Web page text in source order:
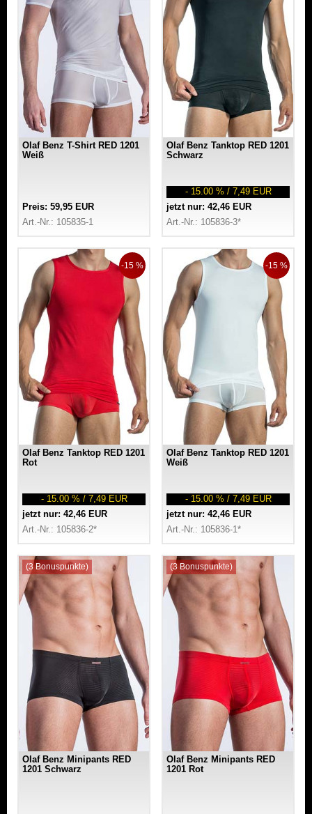
Olaf Benz T-Shirt RED 1201
Weiß
Preis: 59,95 EUR
Art.-Nr.: 105835-1
Olaf Benz Tanktop RED 1201
Schwarz
- 15.00 % / 7,49 EUR
jetzt nur: 42,46 EUR
Art.-Nr.: 105836-3*
-15 %
Olaf Benz Tanktop RED 1201
Rot
- 15.00 % / 7,49 EUR
jetzt nur: 42,46 EUR
Art.-Nr.: 105836-2*
-15 %
Olaf Benz Tanktop RED 1201
Weiß
- 15.00 % / 7,49 EUR
jetzt nur: 42,46 EUR
Art.-Nr.: 105836-1*
(3 Bonuspunkte)
Olaf Benz Minipants RED
1201 Schwarz
(3 Bonuspunkte)
Olaf Benz Minipants RED
1201 Rot